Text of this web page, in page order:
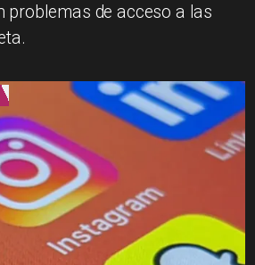
problemas de acceso a las